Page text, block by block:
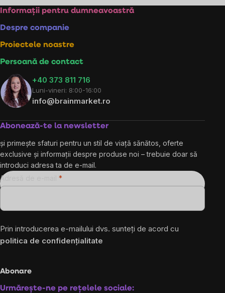
listărilor
Subsol
Informații pentru dumneavoastră
Despre companie
Proiectele noastre
Persoană de contact
+40 373 811 716
Luni-vineri: 8:00-16:00
info@brainmarket.ro
Abonează-te la newsletter
și primește sfaturi pentru un stil de viață sănătos, oferte
exclusive și informații despre produse noi – trebuie doar să
introduci adresa ta de e-mail.
Adresă de e-mail
Prin introducerea e-mailului dvs. sunteți de acord cu
politica de confidențialitate
Abonare
Urmărește-ne pe rețelele sociale: